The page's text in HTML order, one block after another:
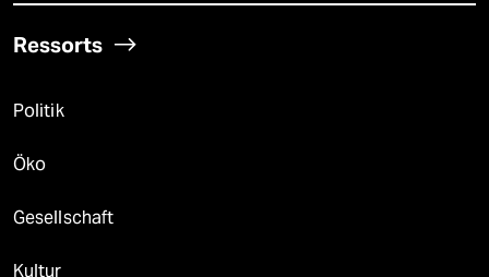
Ressorts
Politik
Öko
Gesellschaft
Kultur